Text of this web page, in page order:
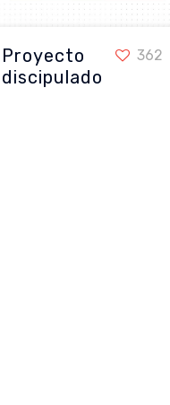
Proyecto discipulado
Proyecto
discipulado
362